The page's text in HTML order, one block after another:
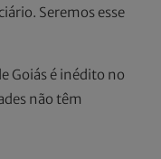
Seremos esse
Goiás é inédito no
não têm